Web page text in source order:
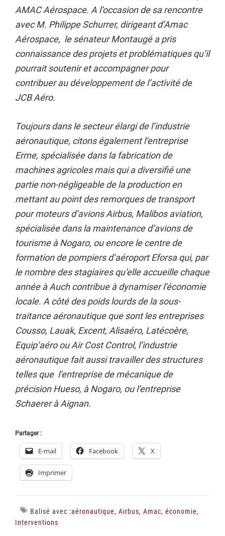
AMAC Aérospace. A l’occasion de sa rencontre
avec M. Philippe Schurrer, dirigeant d’Amac
Aérospace, le sénateur Montaugé a pris
connaissance des projets et problématiques qu’il
pourrait soutenir et accompagner pour
contribuer au développement de l’activité de
JCB Aéro.
Toujours dans le secteur élargi de l’industrie
aéronautique, citons également l’entreprise
Erme, spécialisée dans la fabrication de
machines agricoles mais qui a diversifié une
partie non-négligeable de la production en
mettant au point des remorques de transport
pour moteurs d’avions Airbus, Malibos aviation,
spécialisée dans la maintenance d’avions de
tourisme à Nogaro, ou encore le centre de
formation de pompiers d’aéroport Eforsa qui, par
le nombre des stagiaires qu’elle accueille chaque
année à Auch contribue à dynamiser l’économie
locale. A côté des poids lourds de la sous-
traitance aéronautique que sont les entreprises
Cousso, Lauak, Excent, Alisaéro, Latécoère,
Equip’aéro ou Air Cost Control, l’industrie
aéronautique fait aussi travailler des structures
telles que l’entreprise de mécanique de
précision Hueso, à Nogaro, ou l’entreprise
Schaerer à Aignan.
Partager :
E-mail Facebook X
Imprimer
Balisé avec :aéronautique, Airbus, Amac, économie,
Interventions